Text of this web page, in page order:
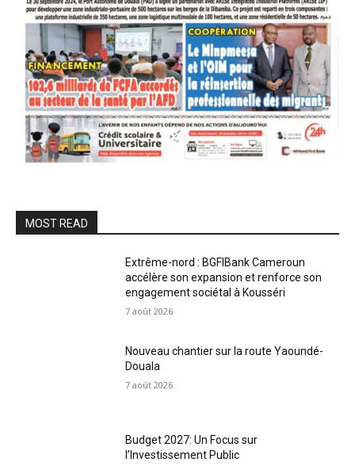
MOST READ
Extrême-nord : BGFIBank Cameroun
accélère son expansion et renforce son
engagement sociétal à Kousséri
7 août 2026
Nouveau chantier sur la route Yaoundé-
Douala
7 août 2026
Budget 2027: Un Focus sur
l’Investissement Public